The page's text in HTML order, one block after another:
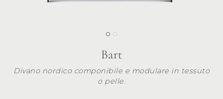
Bart
Divano nordico componibile e modulare in tessuto
o pelle.